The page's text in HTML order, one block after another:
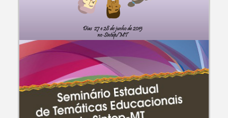
CAMPANHAS E EVENTOS
Seminário Sintep/MT + Investimentos com Humanização